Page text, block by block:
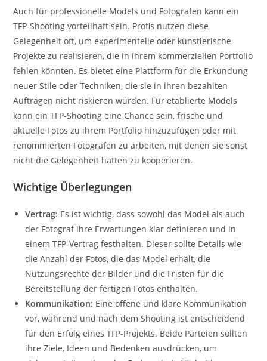
Auch für professionelle Models und Fotografen kann ein
TFP-Shooting vorteilhaft sein. Profis nutzen diese
Gelegenheit oft, um experimentelle oder künstlerische
Projekte zu realisieren, die in ihrem kommerziellen Portfolio
fehlen könnten. Es bietet eine Plattform für die Erkundung
neuer Stile oder Techniken, die sie in ihren bezahlten
Aufträgen nicht riskieren würden. Für etablierte Models
kann ein TFP-Shooting eine Chance sein, frische und
aktuelle Fotos zu ihrem Portfolio hinzuzufügen oder mit
renommierten Fotografen zu arbeiten, mit denen sie sonst
nicht die Gelegenheit hätten zu kooperieren.
Wichtige Überlegungen
Vertrag: Es ist wichtig, dass sowohl das Model als auch
der Fotograf ihre Erwartungen klar definieren und in
einem TFP-Vertrag festhalten. Dieser sollte Details wie
die Anzahl der Fotos, die das Model erhält, die
Nutzungsrechte der Bilder und die Fristen für die
Bereitstellung der fertigen Fotos enthalten.
Kommunikation: Eine offene und klare Kommunikation
vor, während und nach dem Shooting ist entscheidend
für den Erfolg eines TFP-Projekts. Beide Parteien sollten
ihre Ziele, Ideen und Bedenken ausdrücken, um